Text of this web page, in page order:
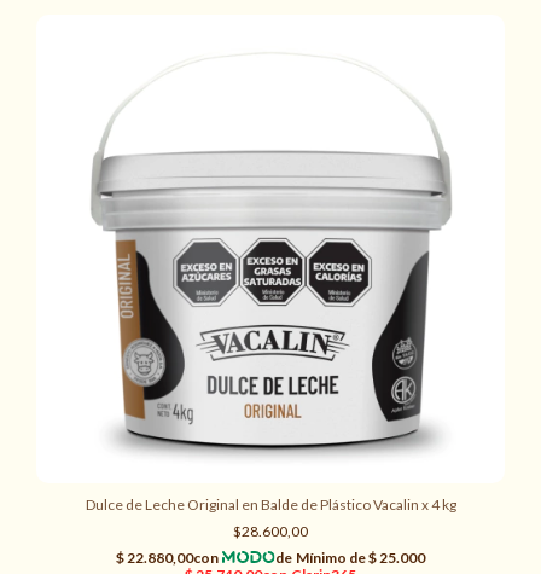
Dulce de Leche Original en Balde de Plástico Vacalin x 4 kg
$28.600,00